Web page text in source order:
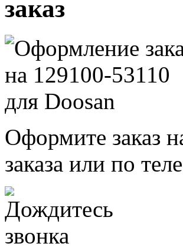
заказ
Оформите заказ
заказа или по